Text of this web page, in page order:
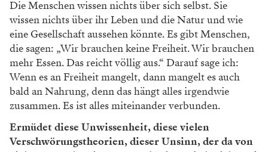
Freiheit erlangen?“.